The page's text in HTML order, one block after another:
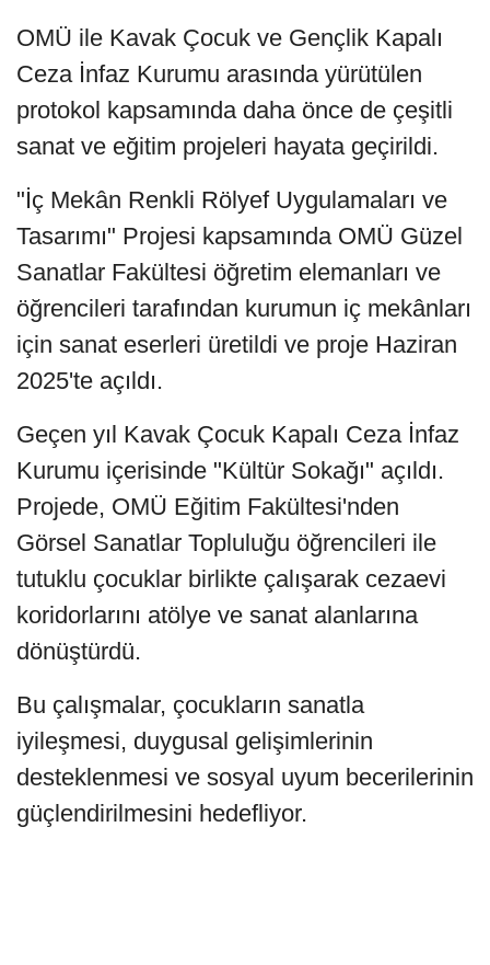
OMÜ ile Kavak Çocuk ve Gençlik Kapalı
Ceza İnfaz Kurumu arasında yürütülen
protokol kapsamında daha önce de çeşitli
sanat ve eğitim projeleri hayata geçirildi.
"İç Mekân Renkli Rölyef Uygulamaları ve
Tasarımı" Projesi kapsamında OMÜ Güzel
Sanatlar Fakültesi öğretim elemanları ve
öğrencileri tarafından kurumun iç mekânları
için sanat eserleri üretildi ve proje Haziran
2025'te açıldı.
Geçen yıl Kavak Çocuk Kapalı Ceza İnfaz
Kurumu içerisinde "Kültür Sokağı" açıldı.
Projede, OMÜ Eğitim Fakültesi'nden
Görsel Sanatlar Topluluğu öğrencileri ile
tutuklu çocuklar birlikte çalışarak cezaevi
koridorlarını atölye ve sanat alanlarına
dönüştürdü.
Bu çalışmalar, çocukların sanatla
iyileşmesi, duygusal gelişimlerinin
desteklenmesi ve sosyal uyum becerilerinin
güçlendirilmesini hedefliyor.